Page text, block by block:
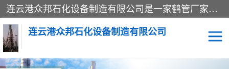
连云港众邦石化设备制造有限公司是一家鹤管厂家主营：鹤管、装车鹤管等，是致力于石油、石化等流体装卸设备(主要产品如鹤管、输油臂、脱缆钩等)的咨询、设计、制造、检测、安装指导、系统调试、维修维护等业务的公司。
连云港众邦石化设备制造有限公司